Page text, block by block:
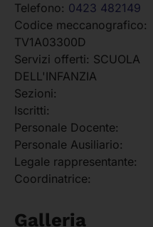
Telefono: 0423 482149
Codice meccanografico:
TV1A03300D
Servizi offerti: SCUOLA
DELL'INFANZIA
Sezioni:
Iscritti:
Personale Docente:
Personale Ausiliario:
Legale rappresentante:
Coordinatrice:
Galleria